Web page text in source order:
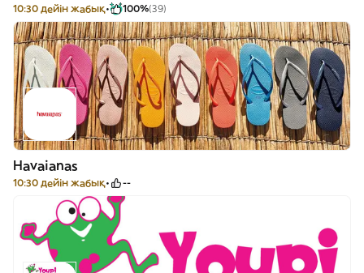
10:30 дейін жабық 100%(39)
Havaianas
10:30 дейін жабық --